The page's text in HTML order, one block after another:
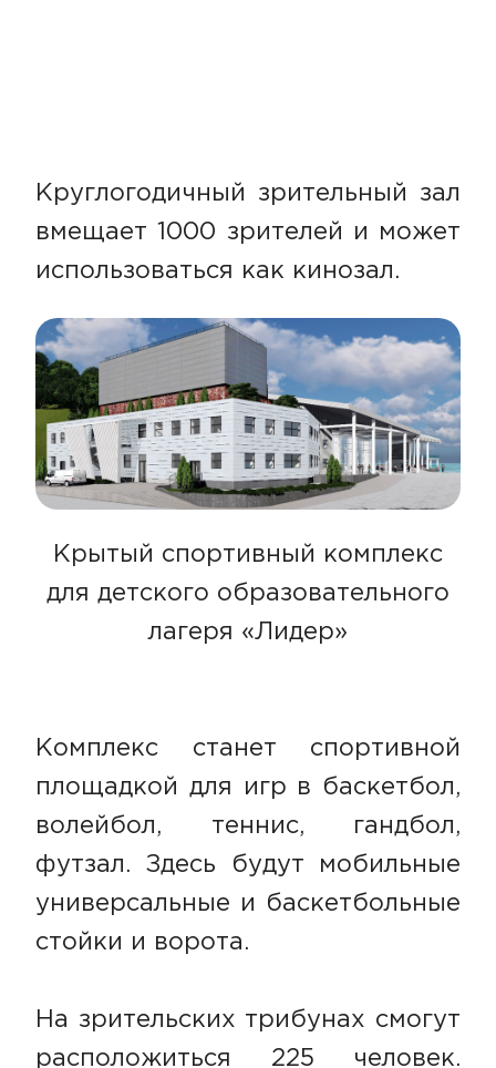
Круглогодичный зрительный зал
вмещает 1000 зрителей и может
использоваться как кинозал.
Крытый спортивный комплекс
для детского образовательного
лагеря «Лидер»
Комплекс станет спортивной
площадкой для игр в баскетбол,
волейбол, теннис, гандбол,
футзал. Здесь будут мобильные
универсальные и баскетбольные
стойки и ворота.
На зрительских трибунах смогут
расположиться 225 человек.